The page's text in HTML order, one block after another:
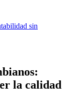
sin
la calidad